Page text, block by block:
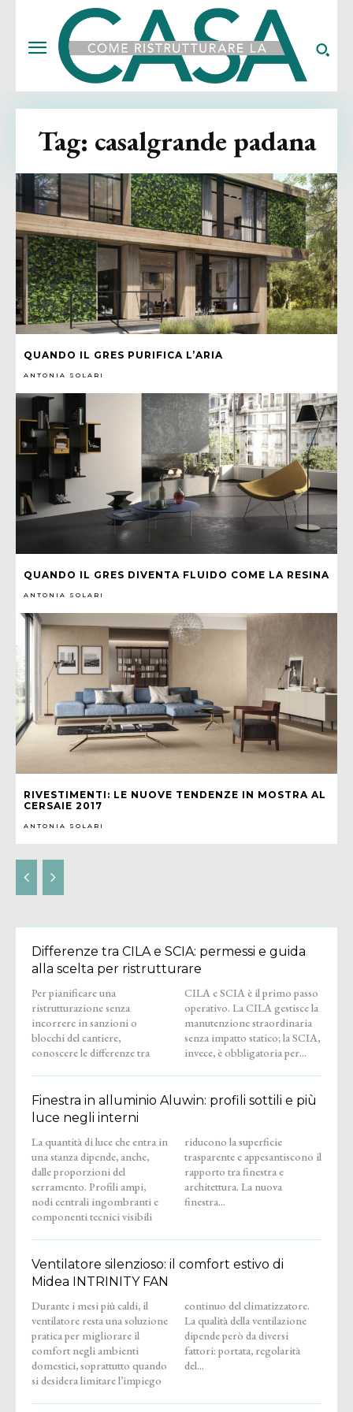
QUANDO IL GRES PURIFICA L’ARIA
ANTONIA SOLARI
QUANDO IL GRES DIVENTA FLUIDO COME LA RESINA
ANTONIA SOLARI
RIVESTIMENTI: LE NUOVE TENDENZE IN MOSTRA AL
CERSAIE 2017
ANTONIA SOLARI
Tag: casalgrande padana
Differenze tra CILA e SCIA: permessi e guida
alla scelta per ristrutturare
Per pianificare una
ristrutturazione senza
incorrere in sanzioni o
blocchi del cantiere,
conoscere le differenze tra
CILA e SCIA è il primo passo
operativo. La CILA gestisce la
manutenzione straordinaria
senza impatto statico; la SCIA,
invece, è obbligatoria per...
Finestra in alluminio Aluwin: profili sottili e più
luce negli interni
La quantità di luce che entra in
una stanza dipende, anche,
dalle proporzioni del
serramento. Profili ampi,
nodi centrali ingombranti e
componenti tecnici visibili
riducono la superficie
trasparente e appesantiscono il
rapporto tra finestra e
architettura. La nuova
finestra...
Ventilatore silenzioso: il comfort estivo di
Midea INTRINITY FAN
Durante i mesi più caldi, il
ventilatore resta una soluzione
pratica per migliorare il
comfort negli ambienti
domestici, soprattutto quando
si desidera limitare l’impiego
continuo del climatizzatore.
La qualità della ventilazione
dipende però da diversi
fattori: portata, regolarità
del...